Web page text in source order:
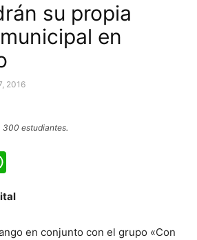
su propia
en
2016
300 estudiantes.
en conjunto con el grupo «Con